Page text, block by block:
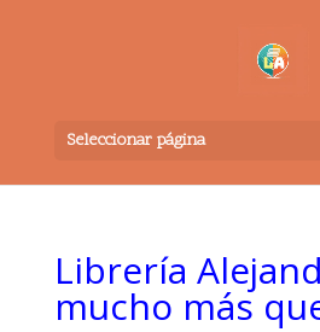
Seleccionar página
Librería
mucho más